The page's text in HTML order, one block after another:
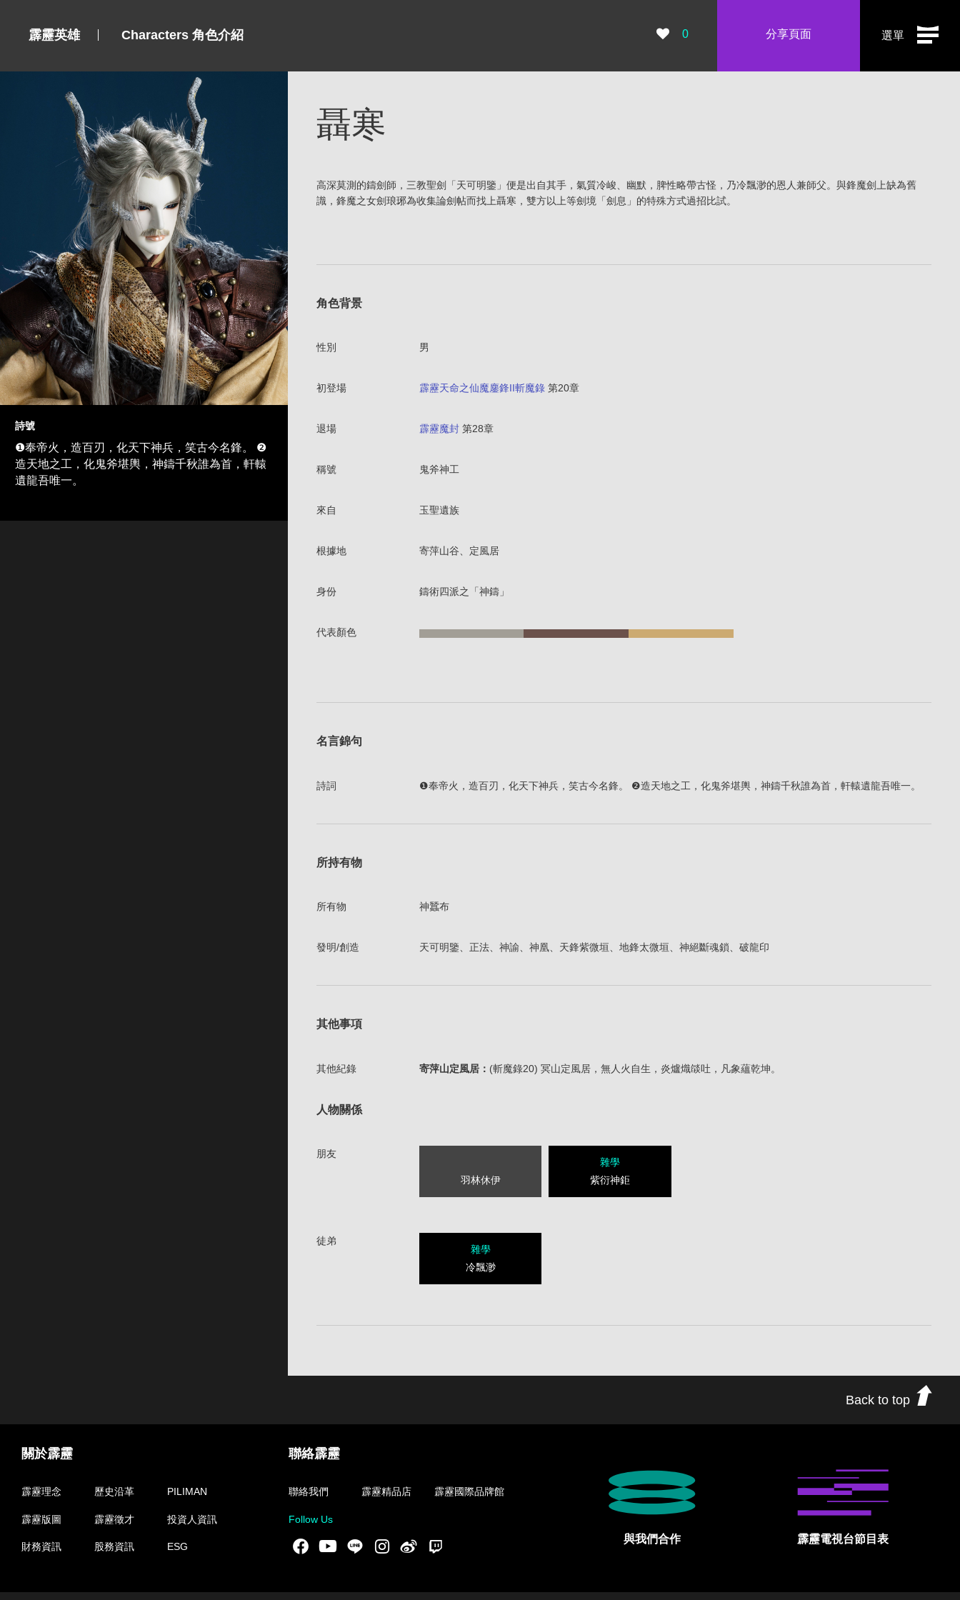
選單
霹靂英雄 Characters 角色介紹 瀏覽數：
0 分享頁面
詩號
❶奉帝火，造百刃，化天下神兵，笑古今名鋒。 ❷
造天地之工，化鬼斧堪輿，神鑄千秋誰為首，軒轅
遺龍吾唯一。
聶寒
高深莫測的鑄劍師，三教聖劍「天可明鑒」便是出自其手，氣質冷峻、幽默，脾性略帶古怪，乃冷飄渺的恩人兼師父。與鋒魔劍上缺為舊
識，鋒魔之女劍琅琊為收集論劍帖而找上聶寒，雙方以上等劍境「劍息」的特殊方式過招比試。
角色背景
性別 男
初登場 霹靂天命之仙魔鏖鋒II斬魔錄第20章
退場 霹靂魔封第28章
稱號 鬼斧神工
來自 玉聖遺族
根據地 寄萍山谷、定風居
身份 鑄術四派之「神鑄」
代表顏色
名言錦句
詩詞 ❶奉帝火，造百刃，化天下神兵，笑古今名鋒。 ❷造天地之工，化鬼斧堪輿，神鑄千秋誰為首，軒轅遺龍吾唯一。
所持有物
所有物 神蠶布
發明/創造 天可明鑒、正法、神諭、神凰、天鋒紫微垣、地鋒太微垣、神絕斷魂鎖、破龍印
其他事項
其他紀錄 寄萍山定風居： (斬魔錄20) 冥山定風居，無人火自生，炎爐熾燄吐，凡象蘊乾坤。
人物關係
朋友
羽林休伊
雜學
紫衍神鉅
徒弟
雜學
冷飄渺
Back to top
關於霹靂
霹靂理念 歷史沿革 PILIMAN
霹靂版圖 霹靂徵才 投資人資訊
財務資訊 股務資訊 ESG
聯絡霹靂
聯絡我們 霹靂精品店 霹靂國際品牌館
Follow Us
Facebook
YoutubeLINE Instgram新浪微博 與我們合作 霹靂電視台節目表